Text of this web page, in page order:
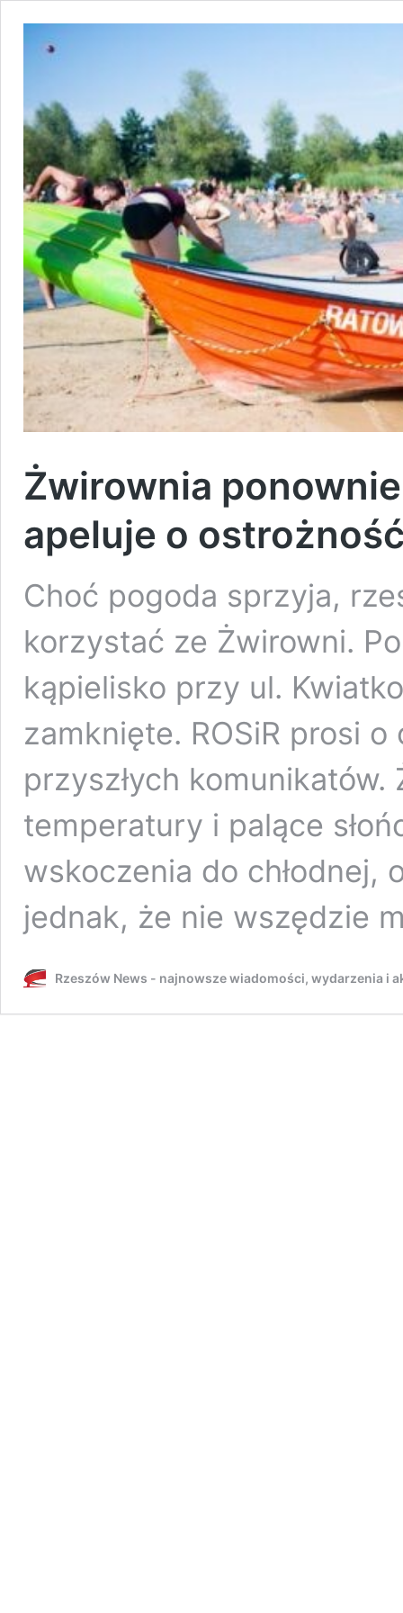
Żwirownia
apeluje o
Choć pogoda sprzyja,
korzystać ze Żwirowni.
kąpielisko przy ul.
zamknięte. ROSiR prosi
przyszłych
temperatury i palące
wskoczenia do chłodnej,
jednak, że nie wszędzie
Rzeszów News - najnowsze wiadomości, wydarzenia i